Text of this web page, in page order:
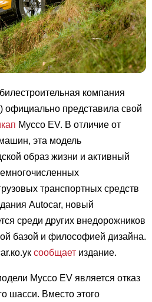
компания
официально представила свой
Муссо EV. В отличие от
эта модель
образ жизни и активный
транспортных средств
Autocar, новый
среди других внедорожников
базой и философией дизайна.
сообщает издание.
Муссо EV является отказ
шасси. Вместо этого